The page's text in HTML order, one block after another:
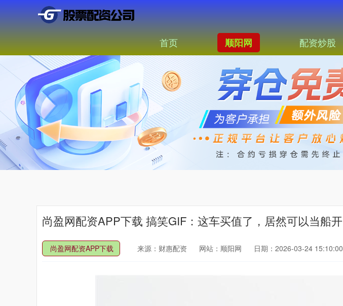
首页 顺阳网 配资炒股
尚盈网配资APP下载 搞笑GIF：这车买值了，居然可以当船开
尚盈网配资APP下载 来源：财惠配资 网站：顺阳网 日期：2026-03-24 15:10:00